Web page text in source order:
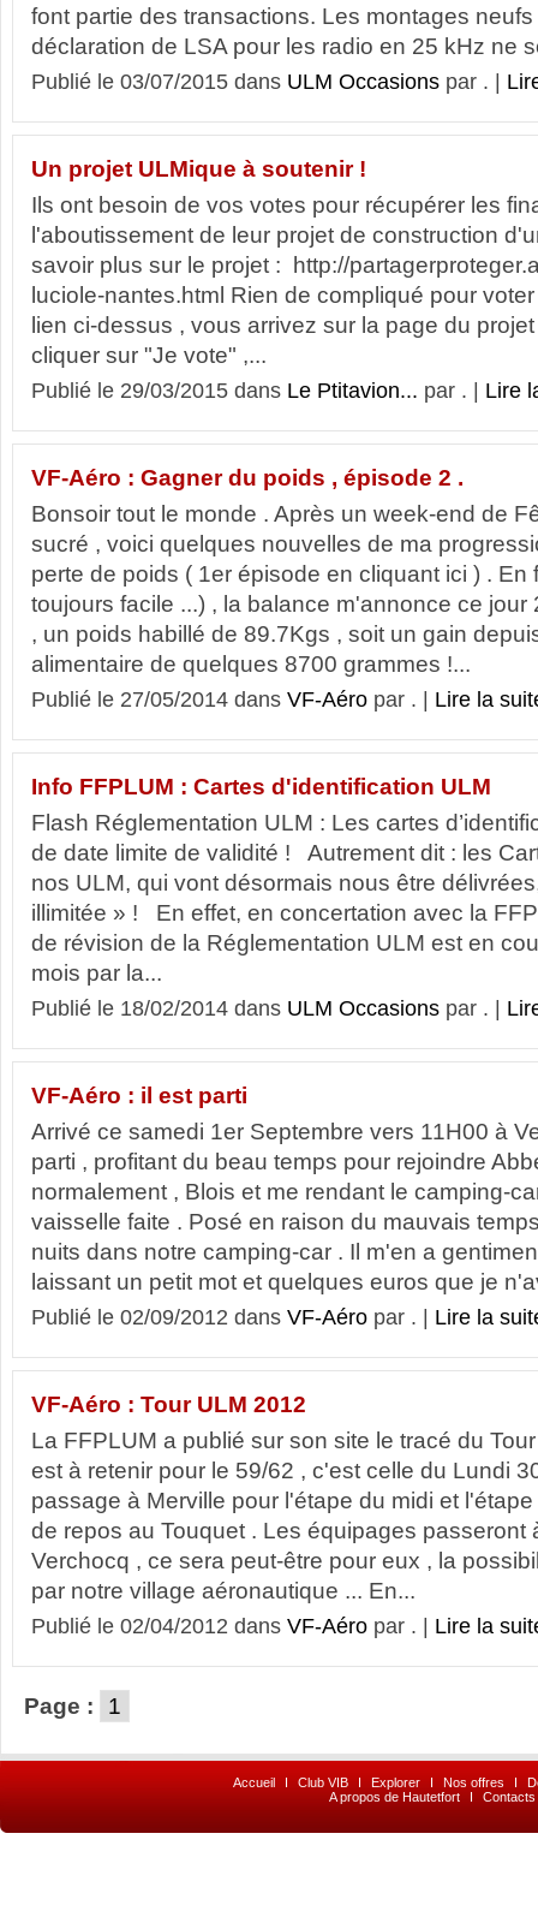
font partie des transactions. Les montages
déclaration de LSA pour les radio en 25 kHz ne
Publié le 03/07/2015 dans ULM Occasions par . |
Un projet ULMique à soutenir !
Ils ont besoin de vos votes pour récupérer les
l'aboutissement de leur projet de construction
savoir plus sur le projet : http://
luciole-nantes.html Rien de compliqué pour
lien ci-dessus , vous arrivez sur la page du
cliquer sur "Je vote" ,...
Publié le 29/03/2015 dans Le Ptitavion... par . | Lire
VF-Aéro : Gagner du poids , épisode 2 .
Bonsoir tout le monde . Après un week-end de
sucré , voici quelques nouvelles de ma
perte de poids ( 1er épisode en cliquant ici ) . En
toujours facile ...) , la balance m'annonce ce jour
, un poids habillé de 89.7Kgs , soit un gain
alimentaire de quelques 8700 grammes !...
Publié le 27/05/2014 dans VF-Aéro par . | Lire la
Info FFPLUM : Cartes d'identification ULM
Flash Réglementation ULM : Les cartes
de date limite de validité ! Autrement dit : les
nos ULM, qui vont désormais nous être
illimitée » ! En effet, en concertation avec la
de révision de la Réglementation ULM est en
mois par la...
Publié le 18/02/2014 dans ULM Occasions par . |
VF-Aéro : il est parti
Arrivé ce samedi 1er Septembre vers 11H00 à
parti , profitant du beau temps pour rejoindre
normalement , Blois et me rendant le camping-
vaisselle faite . Posé en raison du mauvais
nuits dans notre camping-car . Il m'en a
laissant un petit mot et quelques euros que je
Publié le 02/09/2012 dans VF-Aéro par . | Lire la
VF-Aéro : Tour ULM 2012
La FFPLUM a publié sur son site le tracé du
est à retenir pour le 59/62 , c'est celle du Lundi
passage à Merville pour l'étape du midi et
de repos au Touquet . Les équipages passeront
Verchocq , ce sera peut-être pour eux , la
par notre village aéronautique ... En...
Publié le 02/04/2012 dans VF-Aéro par . | Lire la
Page : 1
Accueil I Club VIB I Explorer I Nos offres I
A propos de Hautetfort
I Contacts